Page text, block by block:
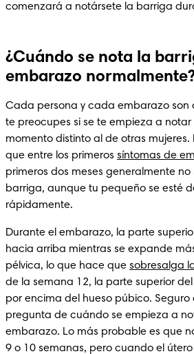
comenzará a notársete la barriga
¿Cuándo se nota la
embarazo
Cada persona y cada embarazo son
te preocupes si se te empieza a
momento distinto al de otras
que entre los primeros síntomas de
primeros dos meses generalmente no
barriga, aunque tu pequeño se esté
rápidamente.
Durante el embarazo, la parte
hacia arriba mientras se expande
pélvica, lo que hace que sobresalga
de la semana 12, la parte superior
por encima del hueso púbico. Seguro
pregunta de cuándo se empieza a
embarazo. Lo más probable es que
9 o 10 semanas, pero cuando el